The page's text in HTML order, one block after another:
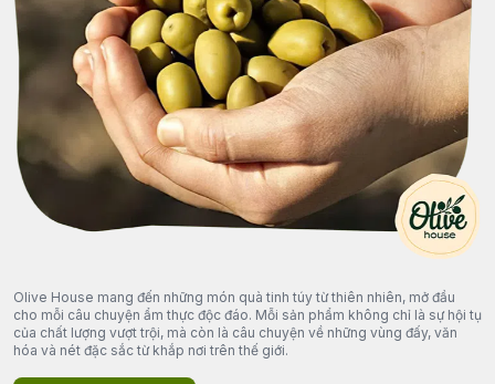
Olive House mang đến những món quà tinh túy từ thiên nhiên, mở đầu
cho mỗi câu chuyện ẩm thực độc đáo. Mỗi sản phẩm không chỉ là sự hội tụ
của chất lượng vượt trội, mà còn là câu chuyện về những vùng đấy, văn
hóa và nét đặc sắc từ khắp nơi trên thế giới.